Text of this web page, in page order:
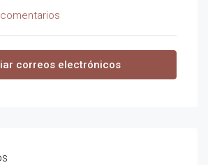
correos electrónicos